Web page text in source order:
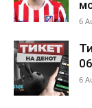
6
6